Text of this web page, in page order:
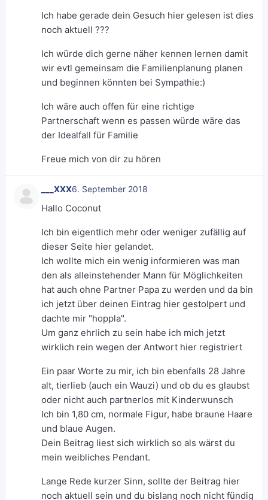
Ich habe gerade dein Gesuch hier gelesen ist dies
noch aktuell ???
Ich würde dich gerne näher kennen lernen damit
wir evtl gemeinsam die Familienplanung planen
und beginnen könnten bei Sympathie:)
Ich wäre auch offen für eine richtige
Partnerschaft wenn es passen würde wäre das
der Idealfall für Familie
Freue mich von dir zu hören
___XXX6. September 2018
Hallo Coconut
Ich bin eigentlich mehr oder weniger zufällig auf
dieser Seite hier gelandet.
Ich wollte mich ein wenig informieren was man
den als alleinstehender Mann für Möglichkeiten
hat auch ohne Partner Papa zu werden und da bin
ich jetzt über deinen Eintrag hier gestolpert und
dachte mir "hoppla".
Um ganz ehrlich zu sein habe ich mich jetzt
wirklich rein wegen der Antwort hier registriert
Ein paar Worte zu mir, ich bin ebenfalls 28 Jahre
alt, tierlieb (auch ein Wauzi) und ob du es glaubst
oder nicht auch partnerlos mit Kinderwunsch
Ich bin 1,80 cm, normale Figur, habe braune Haare
und blaue Augen.
Dein Beitrag liest sich wirklich so als wärst du
mein weibliches Pendant.
Lange Rede kurzer Sinn, sollte der Beitrag hier
noch aktuell sein und du bislang noch nicht fündig